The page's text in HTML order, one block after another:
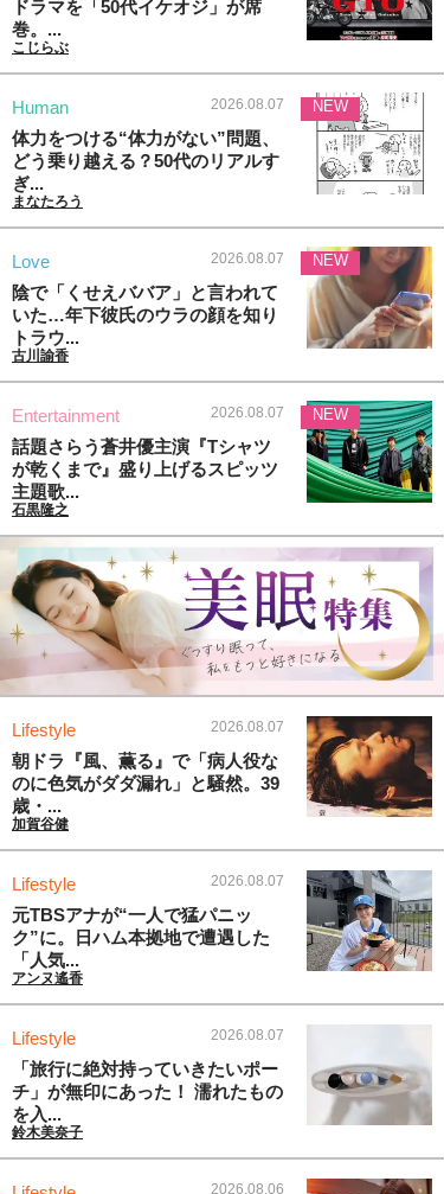
ドラマを「50代イケオジ」が席
巻。...
こじらぶ
Human 2026.08.07
体力をつける“体力がない”問題、
どう乗り越える？50代のリアルす
ぎ...
まなたろう
NEW
Love 2026.08.07
陰で「くせえババア」と言われて
いた…年下彼氏のウラの顔を知り
トラウ...
古川諭香
NEW
Entertainment 2026.08.07
話題さらう蒼井優主演『Tシャツ
が乾くまで』盛り上げるスピッツ
主題歌...
石黒隆之
NEW
Lifestyle 2026.08.07
朝ドラ『風、薫る』で「病人役な
のに色気がダダ漏れ」と騒然。39
歳・...
加賀谷健
Lifestyle 2026.08.07
元TBSアナが“一人で猛パニッ
ク”に。日ハム本拠地で遭遇した
「人気...
アンヌ遙香
Lifestyle 2026.08.07
「旅行に絶対持っていきたいポー
チ」が無印にあった！ 濡れたもの
を入...
鈴木美奈子
2026.08.06